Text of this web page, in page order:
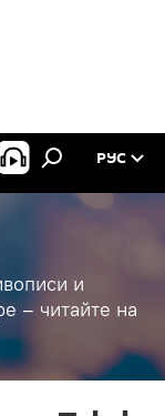
РУС
и
– читайте на